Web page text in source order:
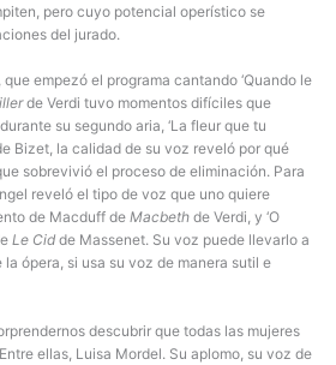
pero cuyo potencial operístico se
del jurado.
empezó el programa cantando ‘Quando le
de Verdi tuvo momentos difíciles que
su segundo aria, ‘La fleur que tu
Bizet, la calidad de su voz reveló por qué
sobrevivió el proceso de eliminación. Para
reveló el tipo de voz que uno quiere
de Macduff deMacbeth de Verdi, y ‘O
Le Cid de Massenet. Su voz puede llevarlo a
ópera, si usa su voz de manera sutil e
descubrir que todas las mujeres
ellas, Luisa Mordel. Su aplomo, su voz de